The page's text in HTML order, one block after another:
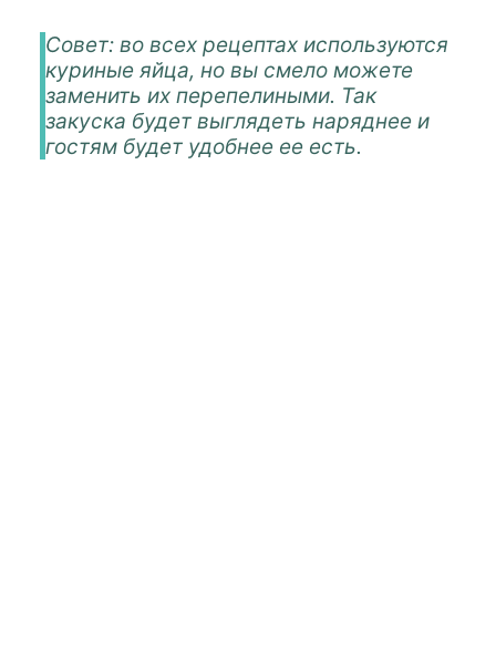
Совет: во всех рецептах используются
куриные яйца, но вы смело можете
заменить их перепелиными. Так
закуска будет выглядеть наряднее и
гостям будет удобнее ее есть.